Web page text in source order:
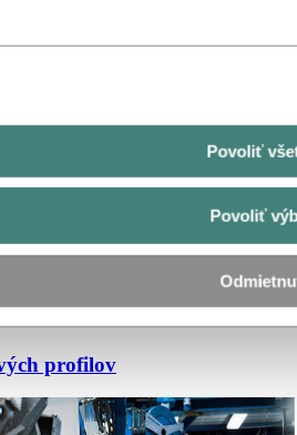
Povoliť
Povoliť
profilov